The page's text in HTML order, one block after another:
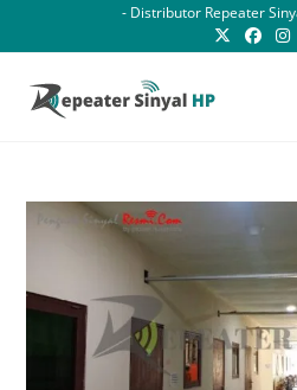
- Distributor Repeater